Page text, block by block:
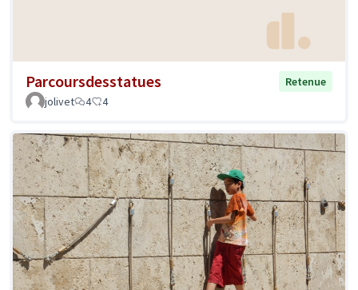
Parcoursdesstatues
Retenue
jolivet
4 4